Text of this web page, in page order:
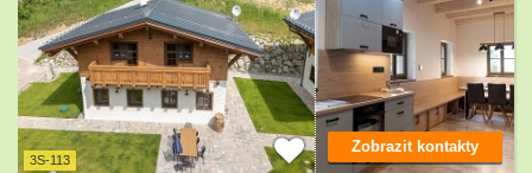
3S-113
Zobrazit kontakty